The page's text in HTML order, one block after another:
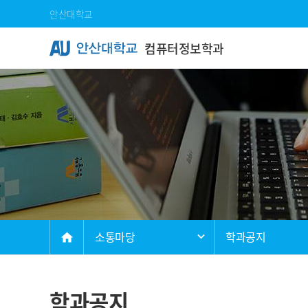
Skip Menu
안산대학교
컴퓨터정보학과
home 소통마당 학과공지
학과공지